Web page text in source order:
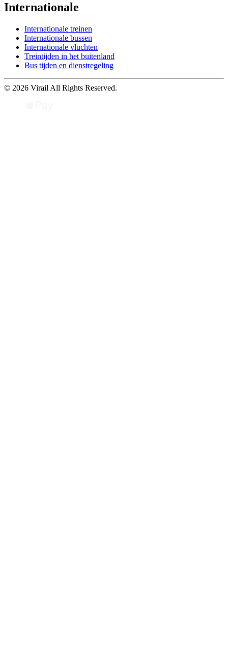
Internationale
Internationale treinen
Internationale bussen
Internationale vluchten
Treintijden in het buitenland
Bus tijden en dienstregeling
© 2026 Virail All Rights Reserved.